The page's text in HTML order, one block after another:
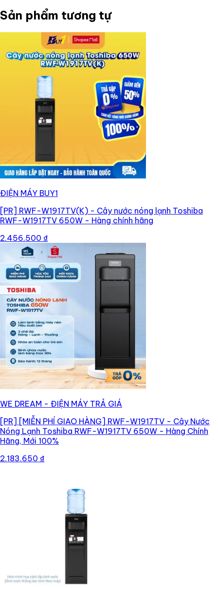
Sản phẩm tương tự
ĐIỆN MÁY BUY1
[PR] RWF-W1917TV(K) - Cây nước nóng lạnh Toshiba
RWF-W1917TV 650W - Hàng chính hãng
2.456.500 ₫
WE DREAM - ĐIỆN MÁY TRẢ GIÁ
[PR] [MIỄN PHÍ GIAO HÀNG] RWF-W1917TV - Cây Nước
Nóng Lạnh Toshiba RWF-W1917TV 650W - Hàng Chính
Hãng, Mới 100%
2.183.650 ₫